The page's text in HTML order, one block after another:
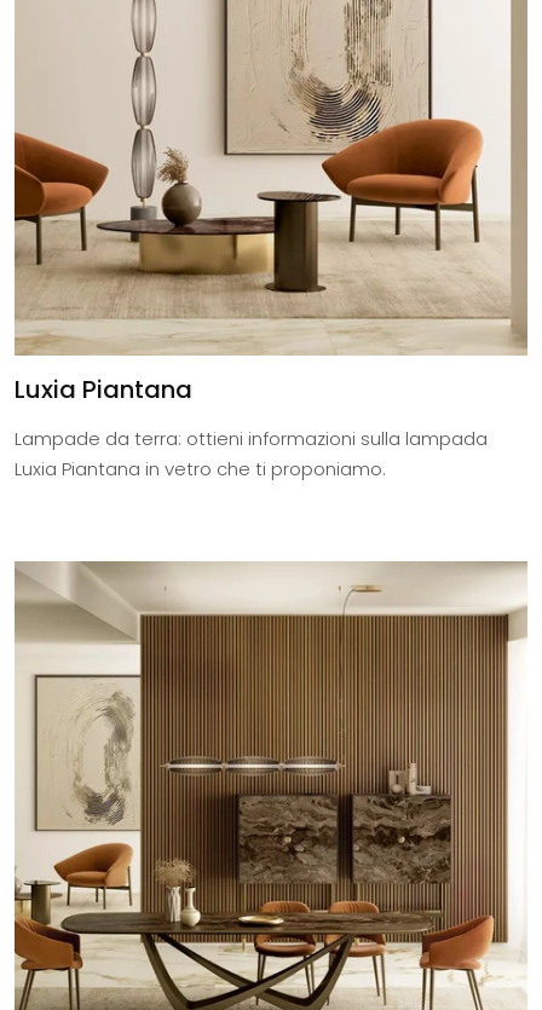
Luxia Piantana
Lampade da terra: ottieni informazioni sulla lampada
Luxia Piantana in vetro che ti proponiamo.